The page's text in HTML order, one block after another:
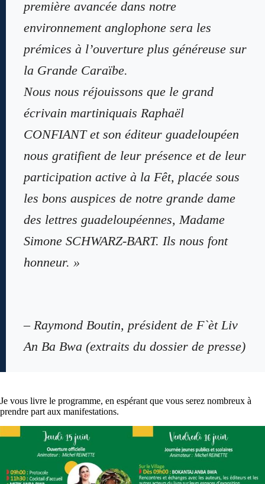
première avancée dans notre
environnement anglophone sera les
prémices à l’ouverture plus généreuse sur
la Grande Caraïbe.
Nous nous réjouissons que le grand
écrivain martiniquais Raphaël
CONFIANT et son éditeur guadeloupéen
nous gratifient de leur présence et de leur
participation active à la Fêt, placée sous
les bons auspices de notre grande dame
des lettres guadeloupéennes, Madame
Simone SCHWARZ-BART. Ils nous font
honneur. »
– Raymond Boutin, président de F`èt Liv
An Ba Bwa (extraits du dossier de presse)
Je vous livre le programme, en espérant que vous serez nombreux à
prendre part aux manifestations.